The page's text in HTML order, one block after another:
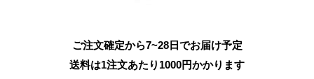
ご注文確定から7~28日でお届け予定
送料は1注文あたり 1000円かかります